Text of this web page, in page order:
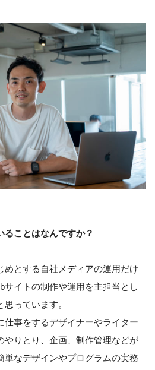
ることはなんですか？
めとする自社メディアの運用だけ
サイトの制作や運用を主担当とし
っています。
仕事をするデザイナーやライター
やりとり、企画、制作管理などが
単なデザインやプログラムの実務